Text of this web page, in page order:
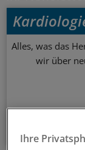
Alles, was das
wir über
Ihre